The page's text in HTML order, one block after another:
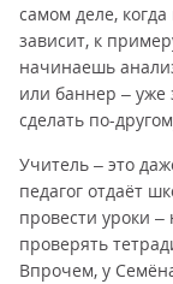
самом деле,
зависит, к
начинаешь
или баннер – уже
сделать по-
Учитель – это
педагог отдаёт
провести уроки
проверять
Впрочем, у